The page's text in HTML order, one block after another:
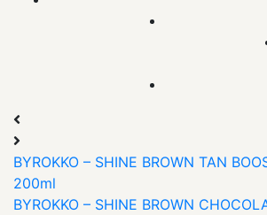
BYROKKO – SHINE BROWN TAN
200ml
BYROKKO – SHINE BROWN